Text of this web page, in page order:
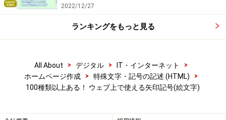
2022/12/27
ランキングをもっと見る
All About > デジタル > IT・インターネット
>
ホームページ作成
> 特殊文字・記号の記述 (HTML)
>
100種類以上ある！ ウェブ上で使える矢印記号(絵文字)